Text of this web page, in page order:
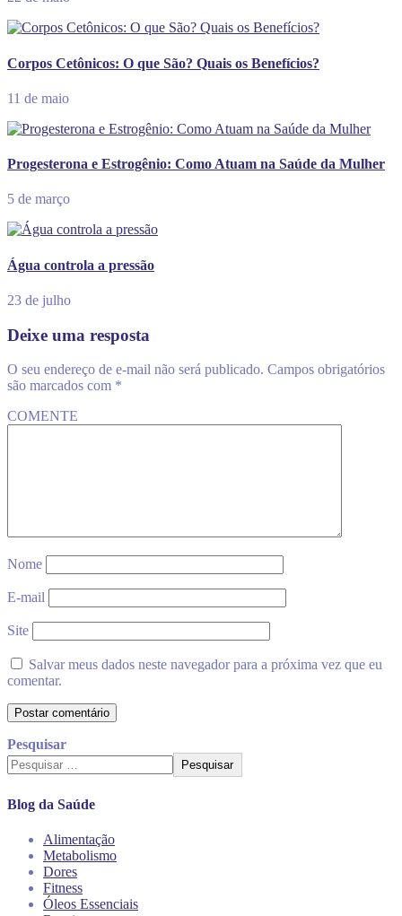
Corpos Cetônicos: O que São? Quais os Benefícios?
11 de maio
Progesterona e Estrogênio: Como Atuam na Saúde da Mulher
5 de março
Água controla a pressão
23 de julho
Deixe uma resposta
O seu endereço de e-mail não será publicado. Campos obrigatórios
são marcados com *
COMENTE
Nome
E-mail
Site
Salvar meus dados neste navegador para a próxima vez que eu
comentar.
Pesquisar
Pesquisar
Blog da Saúde
Alimentação
Metabolismo
Dores
Fitness
Óleos Essenciais